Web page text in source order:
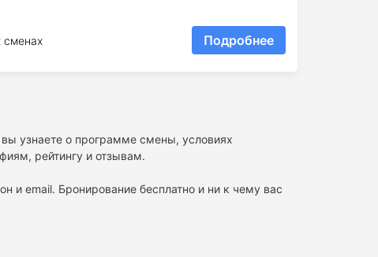
сменах Подробнее
узнаете о программе смены, условиях
рейтингу и отзывам.
и email. Бронирование бесплатно и ни к чему вас